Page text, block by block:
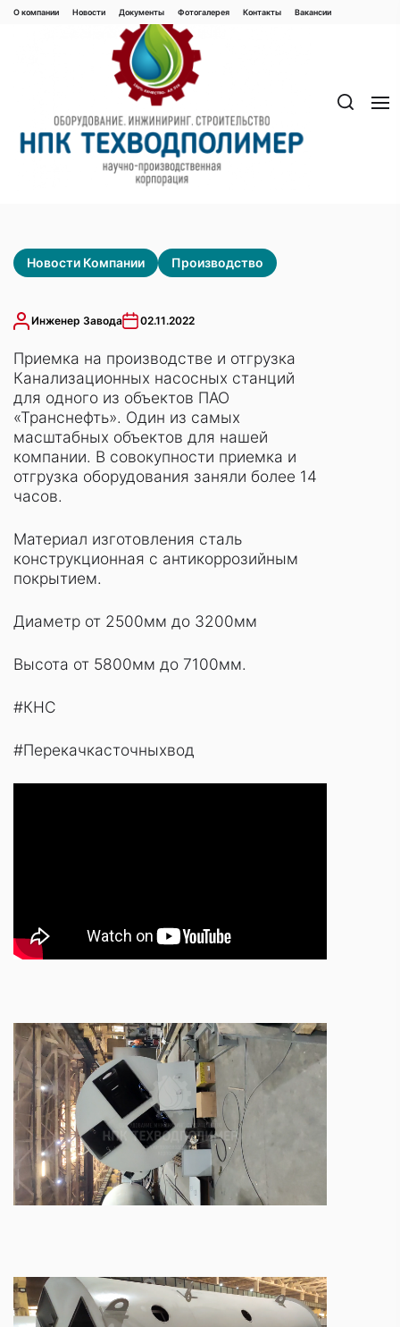
Перейти
Новости Компании Производство
Инженер Завода 02.11.2022
Приемка на производстве и отгрузка
Канализационных насосных станций
для одного из объектов ПАО
«Транснефть». Один из самых
масштабных объектов для нашей
компании. В совокупности приемка и
отгрузка оборудования заняли более 14
часов.
Материал изготовления сталь
конструкционная с антикоррозийным
покрытием.
Диаметр от 2500мм до 3200мм
Высота от 5800мм до 7100мм.
#КНС
#Перекачкасточныхвод
О компании Новости Документы Фотогалерея Контaкты Вакaнсии